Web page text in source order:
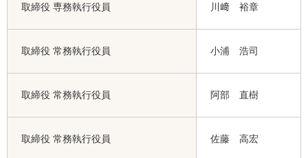
取締役 専務執行役員 川﨑 裕章
取締役 常務執行役員 小浦 浩司
取締役 常務執行役員 阿部 直樹
取締役 常務執行役員 佐藤 高宏